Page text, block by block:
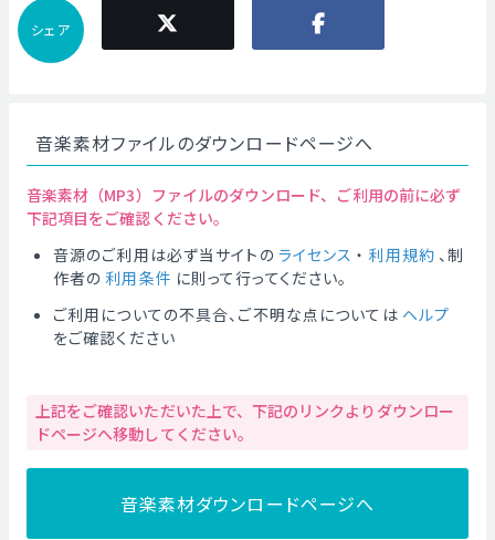
シェア
音楽素材ファイルのダウンロードページへ
音楽素材（MP3）ファイルのダウンロード、ご利用の前に必ず
下記項目をご確認ください。
音源のご利用は必ず当サイトの ライセンス ・ 利用規約 、制
作者の 利用条件 に則って行ってください。
ご利用についての不具合、ご不明な点については ヘルプ
をご確認ください
上記をご確認いただいた上で、下記のリンクよりダウンロー
ドページへ移動してください。
音楽素材ダウンロードページへ